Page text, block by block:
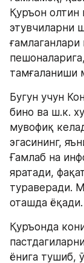
Қуръон олтин
этувчиларни
тамғаланиши
Бугун учун
бино ва ш.к.
мувофиқ
эгасининг,
Ғамлаб на
яратади,
тураверади.
оташда ёқади.
Қуръонда
ёнига тушиб,